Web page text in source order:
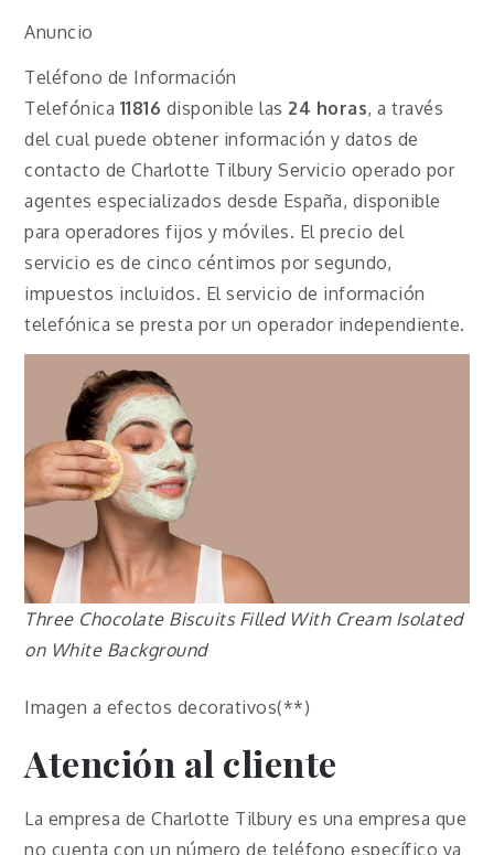
Anuncio
Teléfono de Información
Telefónica 11816 disponible las 24 horas, a través
del cual puede obtener información y datos de
contacto de Charlotte Tilbury Servicio operado por
agentes especializados desde España, disponible
para operadores fijos y móviles. El precio del
servicio es de cinco céntimos por segundo,
impuestos incluidos. El servicio de información
telefónica se presta por un operador independiente.
Three Chocolate Biscuits Filled With Cream Isolated
on White Background
Imagen a efectos decorativos(**)
Atención al cliente
La empresa de Charlotte Tilbury es una empresa que
no cuenta con un número de teléfono específico ya